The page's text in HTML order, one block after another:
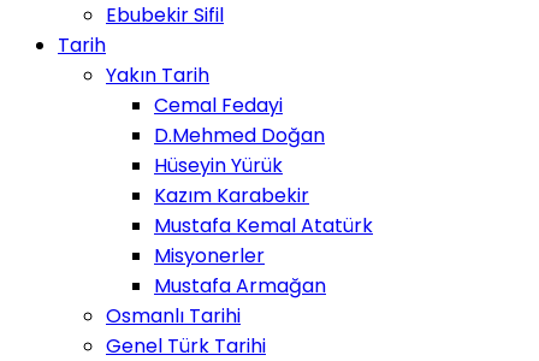
Ebubekir Sifil
Tarih
Yakın Tarih
Cemal Fedayi
D.Mehmed Doğan
Hüseyin Yürük
Kazım Karabekir
Mustafa Kemal Atatürk
Misyonerler
Mustafa Armağan
Osmanlı Tarihi
Genel Türk Tarihi